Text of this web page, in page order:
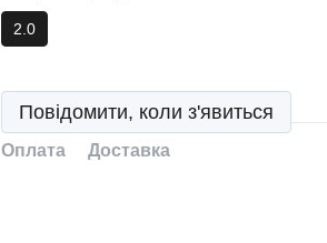
2.0
Повідомити, коли з'явиться
Оплата Доставка